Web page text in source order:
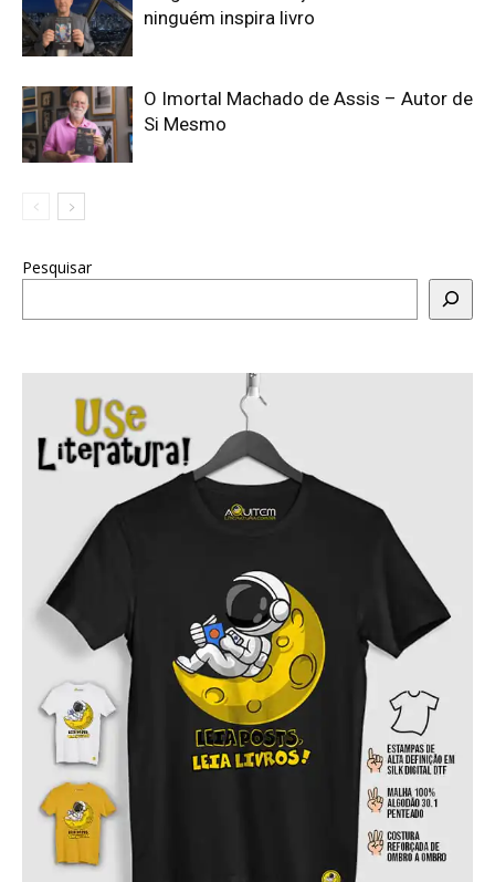
ninguém inspira livro
O Imortal Machado de Assis – Autor de
Si Mesmo
Pesquisar